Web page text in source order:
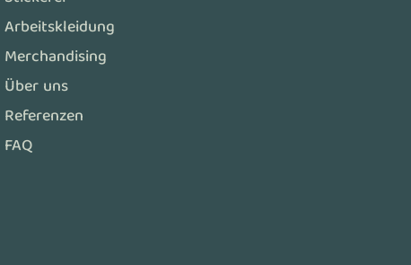
Arbeitskleidung
Merchandising
Über uns
Referenzen
FAQ